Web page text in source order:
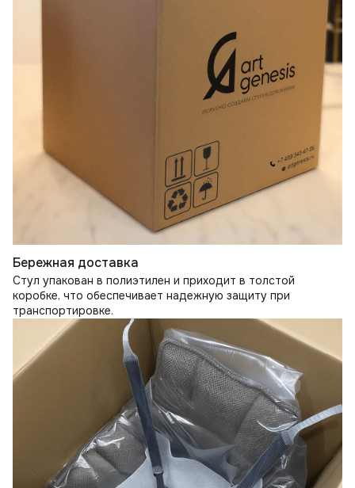
Бережная доставка
Стул упакован в полиэтилен и приходит в толстой
коробке, что обеспечивает надежную защиту при
транспортировке.